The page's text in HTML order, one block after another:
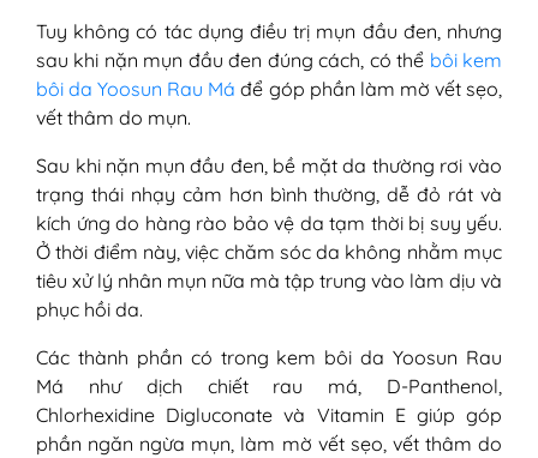
Tuy không có tác dụng điều trị mụn đầu đen, nhưng
sau khi nặn mụn đầu đen đúng cách, có thể bôi kem
bôi da Yoosun Rau Má để góp phần làm mờ vết sẹo,
vết thâm do mụn.
Sau khi nặn mụn đầu đen, bề mặt da thường rơi vào
trạng thái nhạy cảm hơn bình thường, dễ đỏ rát và
kích ứng do hàng rào bảo vệ da tạm thời bị suy yếu.
Ở thời điểm này, việc chăm sóc da không nhằm mục
tiêu xử lý nhân mụn nữa mà tập trung vào làm dịu và
phục hồi da.
Các thành phần có trong kem bôi da Yoosun Rau
Má như dịch chiết rau má, D-Panthenol,
Chlorhexidine Digluconate và Vitamin E giúp góp
phần ngăn ngừa mụn, làm mờ vết sẹo, vết thâm do